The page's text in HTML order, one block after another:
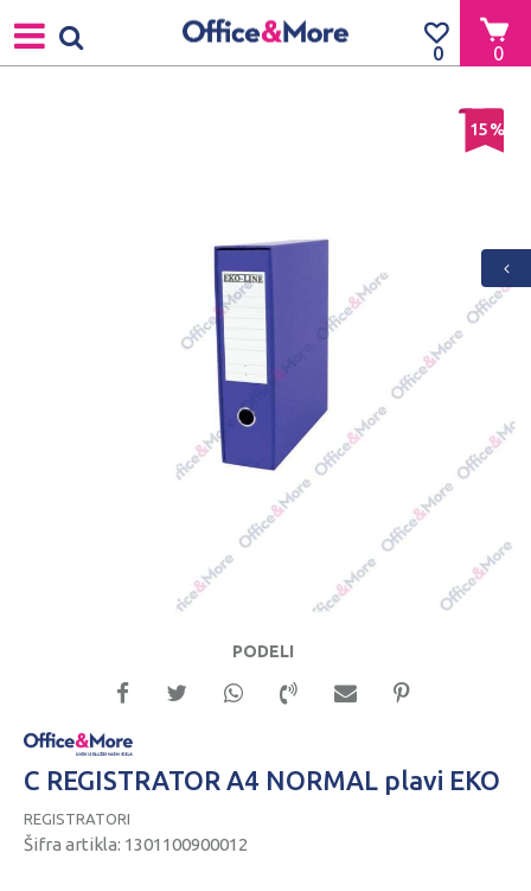
0
0
15 %
PODELI
C REGISTRATOR A4 NORMAL plavi EKO
REGISTRATORI
Šifra artikla: 1301100900012